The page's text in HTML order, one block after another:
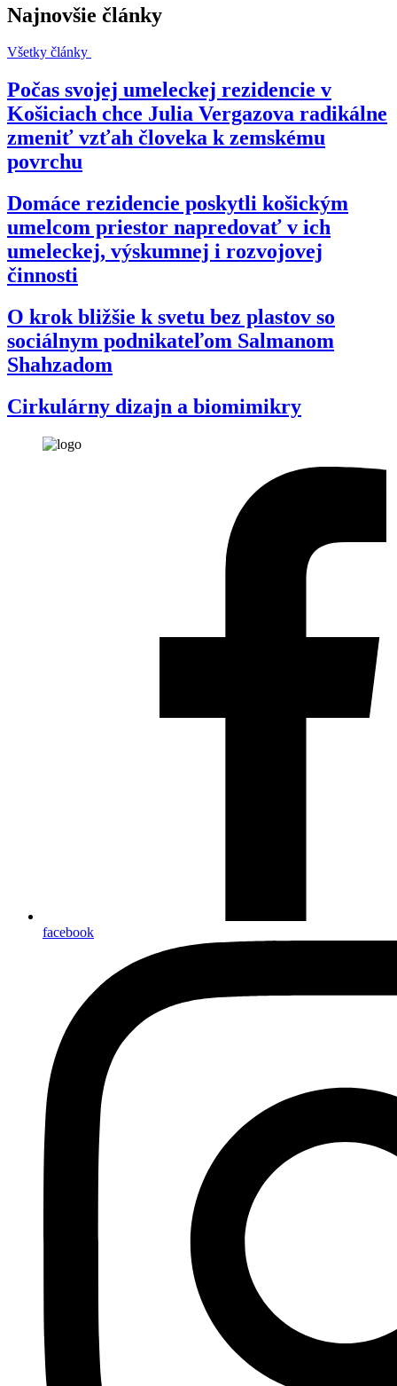
Najnovšie články
Všetky články
Počas svojej umeleckej rezidencie v
Košiciach chce Julia Vergazova radikálne
zmeniť vzťah človeka k zemskému
povrchu
Domáce rezidencie poskytli košickým
umelcom priestor napredovať v ich
umeleckej, výskumnej i rozvojovej
činnosti
O krok bližšie k svetu bez plastov so
sociálnym podnikateľom Salmanom
Shahzadom
Cirkulárny dizajn a biomimikry
facebook